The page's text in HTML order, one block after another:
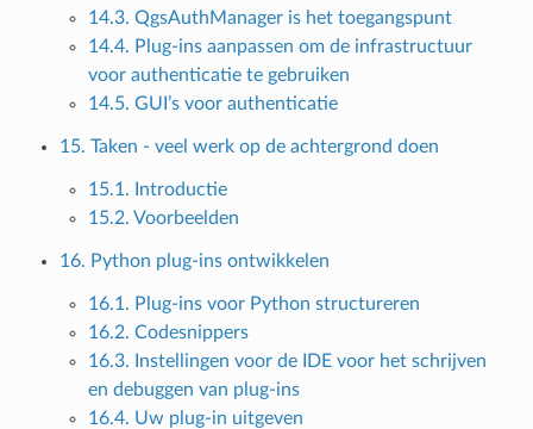
14.3. QgsAuthManager is het toegangspunt
14.4. Plug-ins aanpassen om de infrastructuur
voor authenticatie te gebruiken
14.5. GUI’s voor authenticatie
15. Taken - veel werk op de achtergrond doen
15.1. Introductie
15.2. Voorbeelden
16. Python plug-ins ontwikkelen
16.1. Plug-ins voor Python structureren
16.2. Codesnippers
16.3. Instellingen voor de IDE voor het schrijven
en debuggen van plug-ins
16.4. Uw plug-in uitgeven